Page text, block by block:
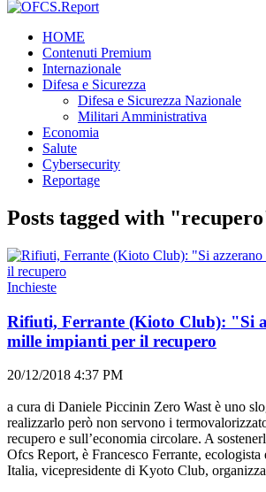
HOME
Contenuti Premium
Internazionale
Difesa e Sicurezza
Difesa e Sicurezza Nazionale
Militari Amministrativa
Economia
Salute
Cybersecurity
Reportage
Posts tagged with
Inchieste
Rifiuti, Ferrante (Kioto Club): "Si
mille impianti per il recupero
20/12/2018 4:37 PM
a cura di Daniele Piccinin Zero Wast è uno
realizzarlo però non servono i
recupero e sull’economia circolare. A
Ofcs Report, è Francesco Ferrante,
Italia, vicepresidente di Kyoto Club,